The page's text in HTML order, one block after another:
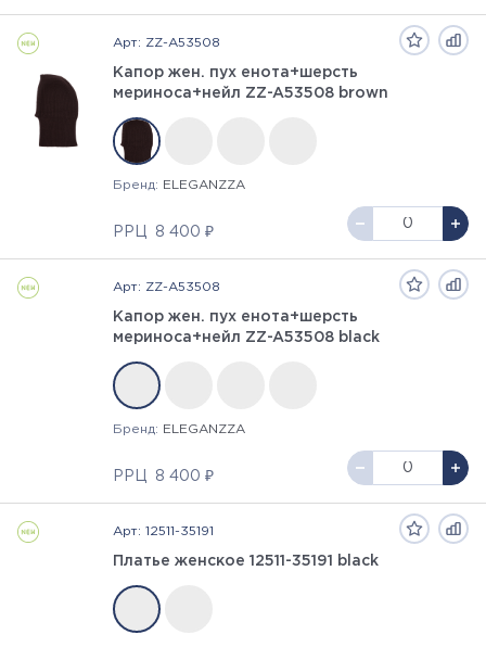
Арт: ZZ-A53508
Капор жен. пух енота+шерсть
мериноса+нейл ZZ-A53508 brown
Бренд: ELEGANZZA
РРЦ 8 400 ₽
Арт: ZZ-A53508
Капор жен. пух енота+шерсть
мериноса+нейл ZZ-A53508 black
Бренд: ELEGANZZA
РРЦ 8 400 ₽
Арт: 12511-35191
Платье женское 12511-35191 black